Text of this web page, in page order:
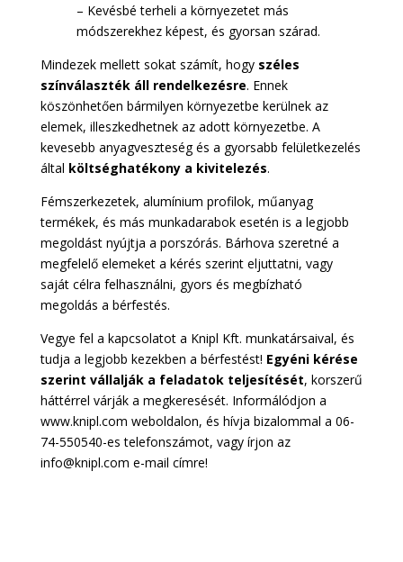
– Kevésbé terheli a környezetet más
módszerekhez képest, és gyorsan szárad.
Mindezek mellett sokat számít, hogy széles
színválaszték áll rendelkezésre. Ennek
köszönhetően bármilyen környezetbe kerülnek az
elemek, illeszkedhetnek az adott környezetbe. A
kevesebb anyagveszteség és a gyorsabb felületkezelés
által költséghatékony a kivitelezés.
Fémszerkezetek, alumínium profilok, műanyag
termékek, és más munkadarabok esetén is a legjobb
megoldást nyújtja a porszórás. Bárhova szeretné a
megfelelő elemeket a kérés szerint eljuttatni, vagy
saját célra felhasználni, gyors és megbízható
megoldás a bérfestés.
Vegye fel a kapcsolatot a Knipl Kft. munkatársaival, és
tudja a legjobb kezekben a bérfestést! Egyéni kérése
szerint vállalják a feladatok teljesítését, korszerű
háttérrel várják a megkeresését. Informálódjon a
www.knipl.com weboldalon, és hívja bizalommal a 06-
74-550540-es telefonszámot, vagy írjon az
info@knipl.com e-mail címre!